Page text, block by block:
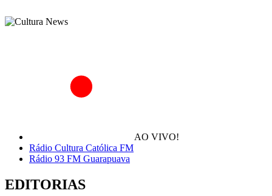
AO VIVO!
Rádio Cultura Católica FM
Rádio 93 FM Guarapuava
EDITORIAS